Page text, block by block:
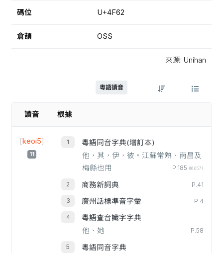
碼位 U+4F62
倉頡 OSS
來源: Unihan
粵語讀音
讀音 根據
[keoi5]
11
粵語同音字典(增訂本)
他，其，伊，彼。江蘇常熟、南昌及
梅縣也用
P.185 #06571
商務新詞典 P.41
廣州話標準音字彙 P.4
粵語查音識字字典
他、她
P.58
粵語同音字典